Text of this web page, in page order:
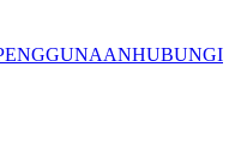
HUBUNGI